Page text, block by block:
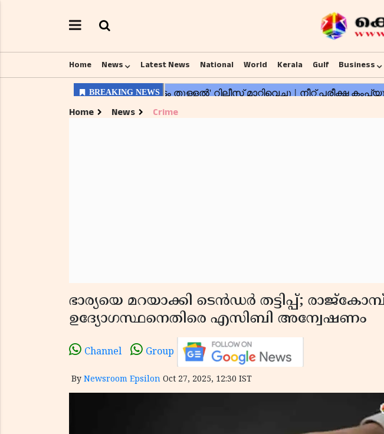
Home News Latest News National World Kerala Gulf Business
Home News Crime
ഭാര്യയെ മറയാക്കി ടെൻഡർ തട്ടിപ്പ്;
ഉദ്യോഗസ്ഥനെതിരെ എസിബി അന്വേഷണം
Channel Group
By Newsroom Epsilon Oct 27, 2025, 12:30 IST